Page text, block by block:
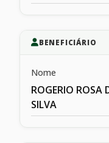
BENEFICIÁRIO
Nome
ROGERIO ROSA
SILVA